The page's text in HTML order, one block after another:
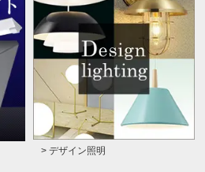
> デザイン照明